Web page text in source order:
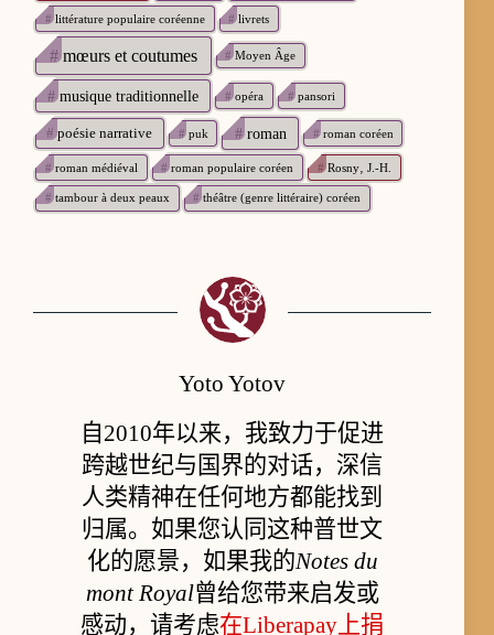
#littérature populaire coréenne #livrets
#mœurs et coutumes #Moyen Âge
#musique traditionnelle #opéra #pansori
# poésie narrative #puk #roman #roman coréen
#roman médiéval #roman populaire coréen #Rosny‚ J.-H.
#tambour à deux peaux #théâtre (genre littéraire) coréen
Yoto Yotov
自2010年以来，我致力于促进
跨越世纪与国界的对话，深信
人类精神在任何地方都能找到
归属。如果您认同这种普世文
化的愿景，如果我的Notes du
mont Royal曾给您带来启发或
感动，请考虑在Liberapay上捐